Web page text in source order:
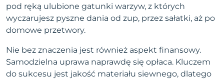
pod ręką ulubione gatunki warzyw, z których
wyczarujesz pyszne dania od zup, przez sałatki, aż po
domowe przetwory.
Nie bez znaczenia jest również aspekt finansowy.
Samodzielna uprawa naprawdę się opłaca. Kluczem
do sukcesu jest jakość materiału siewnego, dlatego